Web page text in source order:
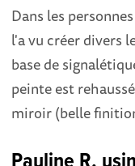
Dans les
l'a vu créer divers
base de
peinte est
miroir (belle